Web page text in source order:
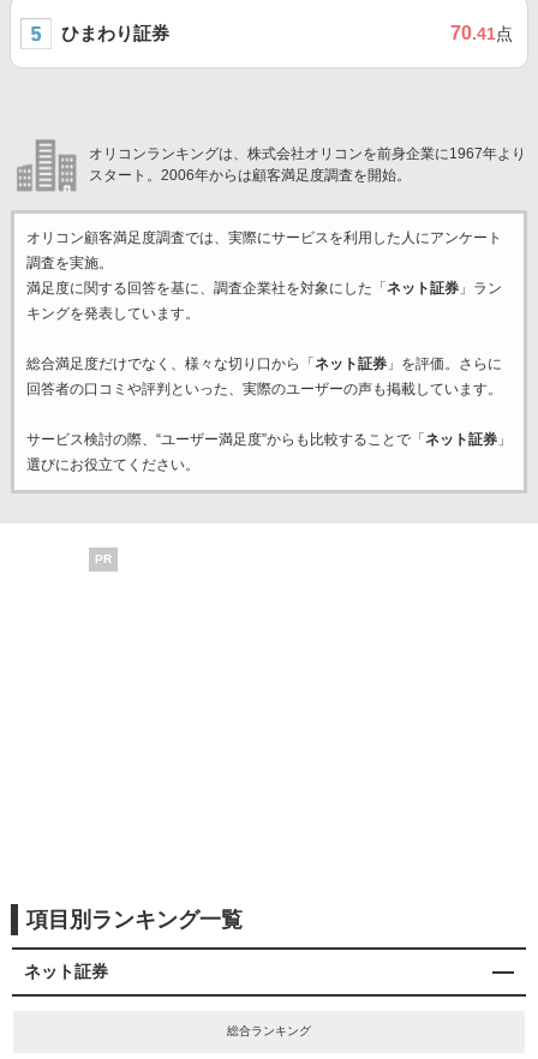
ひまわり証券 70.41点
オリコンランキングは、株式会社オリコンを前身企業に1967年より
スタート。2006年からは顧客満足度調査を開始。
オリコン顧客満足度調査では、実際にサービスを利用した 人にアンケート
調査を実施。
満足度に関する回答を基に、調査企業社を対象にした「 ネット証券」ラン
キングを発表しています。
総合満足度だけでなく、様々な切り口から「 ネット証券」を評価。さらに
回答者の口コミや評判といった、実際のユーザーの声も掲載しています。
サービス検討の際、“ユーザー満足度”からも比較することで「 ネット証券」
選びにお役立てください。
PR
項目別ランキング一覧
ネット証券
総合ランキング